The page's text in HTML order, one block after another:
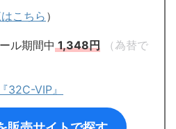
こちら ）
ル期間中1,348円
（為替で
32C-VIP』